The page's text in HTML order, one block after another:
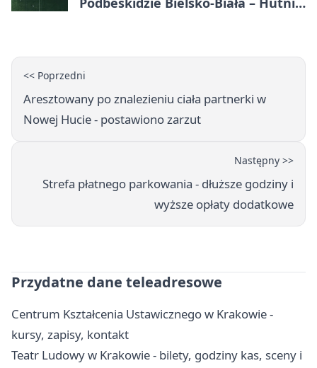
<< Poprzedni
Aresztowany po znalezieniu ciała partnerki w
Nowej Hucie - postawiono zarzut
Następny >>
Strefa płatnego parkowania - dłuższe godziny i
wyższe opłaty dodatkowe
Przydatne dane teleadresowe
Centrum Kształcenia Ustawicznego w Krakowie -
kursy, zapisy, kontakt
Teatr Ludowy w Krakowie - bilety, godziny kas, sceny i